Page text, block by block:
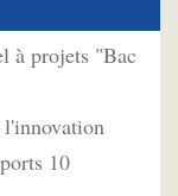
à projets "Bac
l'innovation
10